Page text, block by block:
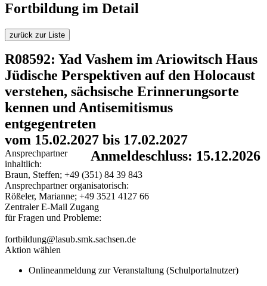
Fortbildung im Detail
zurück zur Liste
R08592: Yad Vashem im Ariowitsch Haus
Jüdische Perspektiven auf den Holocaust
verstehen, sächsische Erinnerungsorte
kennen und Antisemitismus
entgegentreten
vom 15.02.2027 bis 17.02.2027
Anmeldeschluss: 15.12.2026
Ansprechpartner
inhaltlich:
Braun, Steffen; +49 (351) 84 39 843
Ansprechpartner organisatorisch:
Rößeler, Marianne; +49 3521 4127 66
Zentraler E-Mail Zugang
für Fragen und Probleme:
fortbildung@lasub.smk.sachsen.de
Aktion wählen
Onlineanmeldung zur Veranstaltung (Schulportalnutzer)